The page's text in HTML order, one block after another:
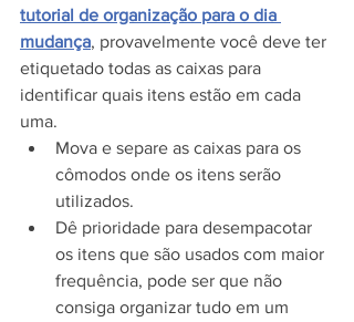
tutorial de organização para o dia
mudança, provavelmente você deve ter
etiquetado todas as caixas para
identificar quais itens estão em cada
uma.
Mova e separe as caixas para os
cômodos onde os itens serão
utilizados.
Dê prioridade para desempacotar
os itens que são usados com maior
frequência, pode ser que não
consiga organizar tudo em um